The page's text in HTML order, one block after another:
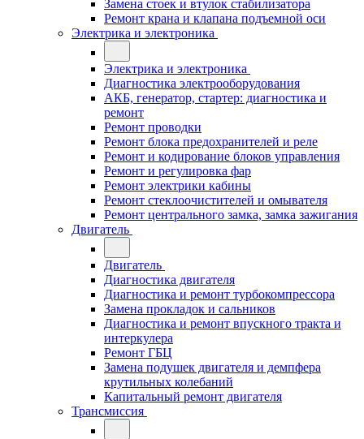
Замена стоек и втулок стабилизатора
Ремонт крана и клапана подъемной оси
Электрика и электроника
Электрика и электроника
Диагностика электрооборудования
АКБ, генератор, стартер: диагностика и
ремонт
Ремонт проводки
Ремонт блока предохранителей и реле
Ремонт и кодирование блоков управления
Ремонт и регулировка фар
Ремонт электрики кабины
Ремонт стеклоочистителей и омывателя
Ремонт центрального замка, замка зажигания
Двигатель
Двигатель
Диагностика двигателя
Диагностика и ремонт турбокомпрессора
Замена прокладок и сальников
Диагностика и ремонт впускного тракта и
интеркулера
Ремонт ГБЦ
Замена подушек двигателя и демпфера
крутильных колебаний
Капитальный ремонт двигателя
Трансмиссия